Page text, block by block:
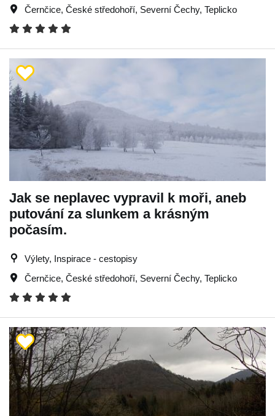
Černčice, České středohoří, Severní Čechy, Teplicko
Jak se neplavec vypravil k moři, aneb
putování za slunkem a krásným
počasím.
Výlety, Inspirace - cestopisy
Černčice, České středohoří, Severní Čechy, Teplicko